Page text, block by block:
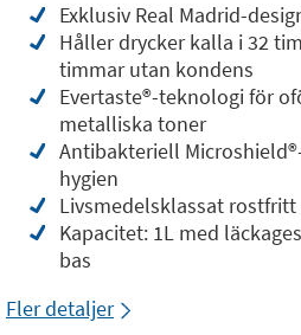
Exklusiv Real Madrid-
Håller drycker kalla i 32
timmar utan kondens
Evertaste®️-teknologi för
metalliska toner
Antibakteriell
hygien
Livsmedelsklassat rostfritt
Kapacitet: 1L med
bas
Fler detaljer